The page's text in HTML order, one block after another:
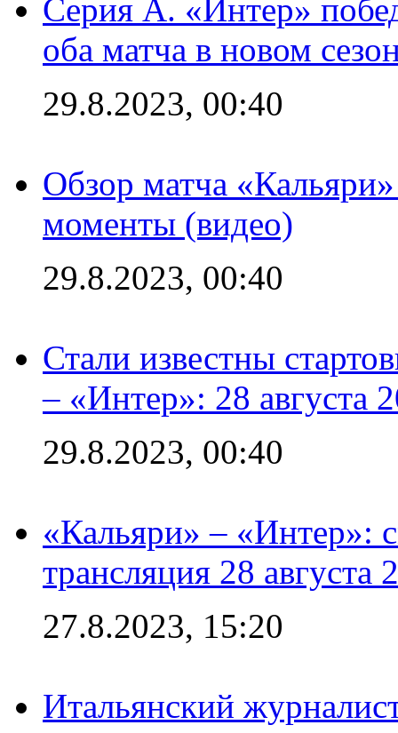
Серия А. «Интер»
оба матча в новом
29.8.2023, 00:40
Обзор матча
моменты (видео)
29.8.2023, 00:40
Стали известны
– «Интер»: 28 августа
29.8.2023, 00:40
«Кальяри» – «Интер»:
трансляция 28 августа
27.8.2023, 15:20
Итальянский